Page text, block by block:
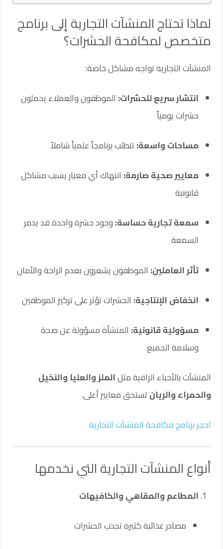
لماذا تحتاج المنشآت التجارية إلى برنامج
متخصص لمكافحة الحشرات؟
المنشآت التجارية تواجه مشاكل خاصة:
انتشار سريع للحشرات: الموظفون والعملاء يحملون
حشرات يومياً
مساحات واسعة:تتطلب برنامجاً علمياً شاملاً
معايير صحية صارمة: انتهاك أي معيار يسبب مشاكل
قانونية
سمعة تجارية حساسة:وجود حشرة واحدة قد يدمر
السمعة
تأثر العاملين: الموظفون يشعرون بعدم الراحة والأمان
انخفاض الإنتاجية: الحشرات تؤثر على تركيز الموظفين
مسؤولية قانونية: المنشأة مسؤولة عن صحة
وسلامة الجميع
المنشآت بالأحياء الراقية مثلالملز والعليا والنخيل
والحمراء والريانتستحق معايير أعلى.
احجز برنامج مكافحة المنشآت التجارية
أنواع المنشآت التجارية التي نخدمها
المطاعم والمقاهي والكافيهات
مصادر غذائية كثيرة تجذب الحشرات